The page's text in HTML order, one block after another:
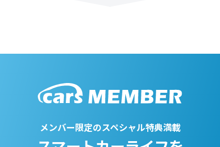
メンバー限定のスペシャル特典満載